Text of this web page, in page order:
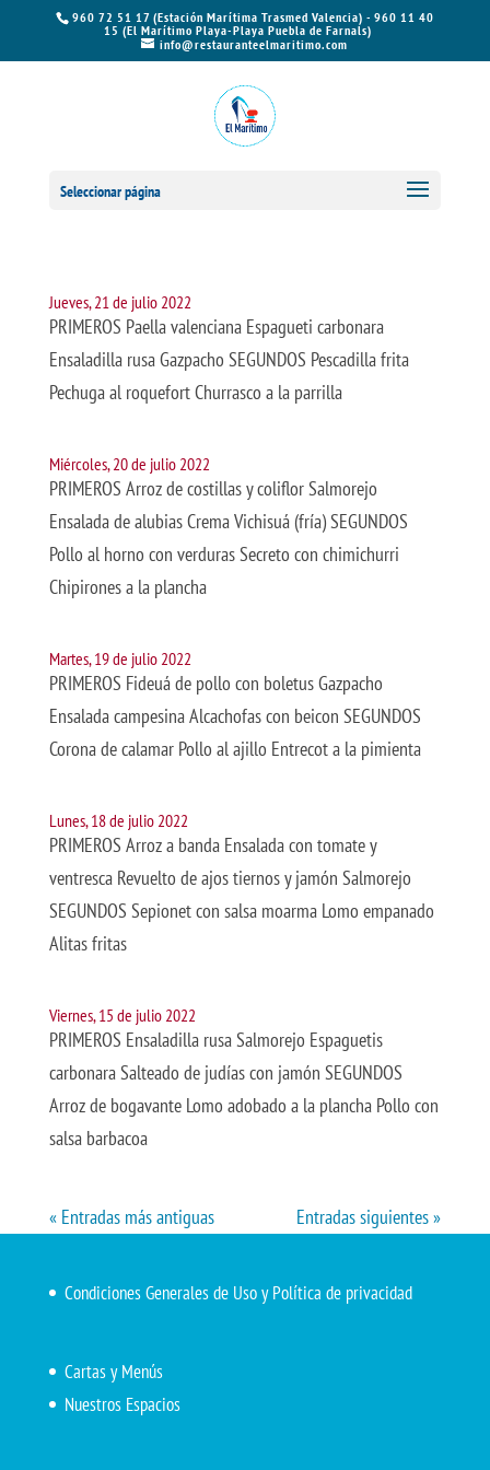
960 72 51 17 (Estación Marítima Trasmed Valencia) - 960 11 40
15 (El Marítimo Playa-Playa Puebla de Farnals)
info@restauranteelmaritimo.com
Seleccionar página
Jueves, 21 de julio 2022
PRIMEROS Paella valenciana Espagueti carbonara
Ensaladilla rusa Gazpacho SEGUNDOS Pescadilla frita
Pechuga al roquefort Churrasco a la parrilla
Miércoles, 20 de julio 2022
PRIMEROS Arroz de costillas y coliflor Salmorejo
Ensalada de alubias Crema Vichisuá (fría) SEGUNDOS
Pollo al horno con verduras Secreto con chimichurri
Chipirones a la plancha
Martes, 19 de julio 2022
PRIMEROS Fideuá de pollo con boletus Gazpacho
Ensalada campesina Alcachofas con beicon SEGUNDOS
Corona de calamar Pollo al ajillo Entrecot a la pimienta
Lunes, 18 de julio 2022
PRIMEROS Arroz a banda Ensalada con tomate y
ventresca Revuelto de ajos tiernos y jamón Salmorejo
SEGUNDOS Sepionet con salsa moarma Lomo empanado
Alitas fritas
Viernes, 15 de julio 2022
PRIMEROS Ensaladilla rusa Salmorejo Espaguetis
carbonara Salteado de judías con jamón SEGUNDOS
Arroz de bogavante Lomo adobado a la plancha Pollo con
salsa barbacoa
« Entradas más antiguas Entradas siguientes »
Condiciones Generales de Uso y Política de privacidad
Cartas y Menús
Nuestros Espacios